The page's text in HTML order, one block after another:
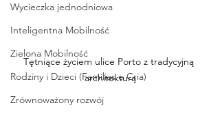
Wycieczka jednodniowa
Inteligentna Mobilność
Zielona Mobilność
Rodziny i Dzieci (Famílias e Cria)
Zrównoważony rozwój
Tętniące życiem ulice Porto z tradycyjną
architekturą